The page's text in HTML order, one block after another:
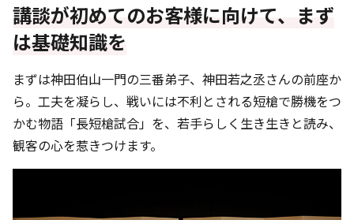
講談が初めてのお客様に向けて、まず
は基礎知識を
まずは神田伯山一門の三番弟子、神田若之丞さんの前座か
ら。工夫を凝らし、戦いには不利とされる短槍で勝機をつ
かむ物語「長短槍試合」を、若手らしく生き生きと読み、
観客の心を惹きつけます。